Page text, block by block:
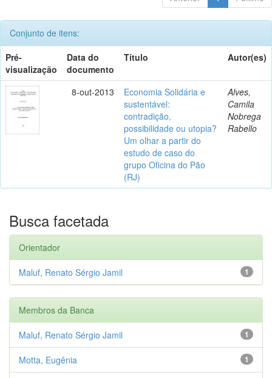
Conjunto de itens:
Pré-
visualização
Data do
documento
Título Autor(es)
8-out-2013
Economia Solidária e
sustentável:
contradição,
possibilidade ou utopia?
Um olhar a partir do
estudo de caso do
grupo Oficina do Pão
(RJ)
Alves,
Camila
Nobrega
Rabello
Busca facetada
Orientador
1
Maluf, Renato Sérgio Jamil
Membros da Banca
1
Maluf, Renato Sérgio Jamil
1
Motta, Eugênia